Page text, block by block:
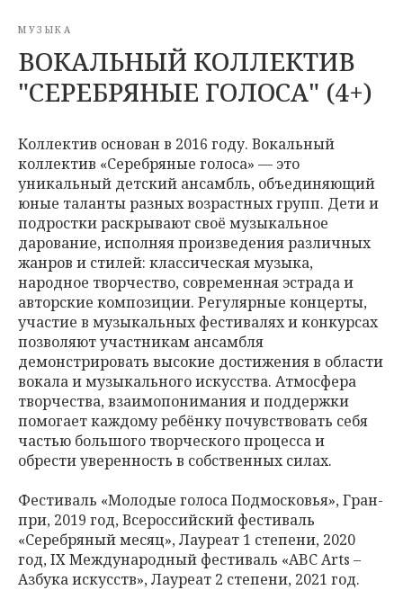
МУЗЫКА
ВОКАЛЬНЫЙ КОЛЛЕКТИВ
"СЕРЕБРЯНЫЕ ГОЛОСА" (4+)
Коллектив основан в 2016 году. Вокальный
коллектив «Серебряные голоса» — это
уникальный детский ансамбль, объединяющий
юные таланты разных возрастных групп. Дети и
подростки раскрывают своё музыкальное
дарование, исполняя произведения различных
жанров и стилей: классическая музыка,
народное творчество, современная эстрада и
авторские композиции. Регулярные концерты,
участие в музыкальных фестивалях и конкурсах
позволяют участникам ансамбля
демонстрировать высокие достижения в области
вокала и музыкального искусства. Атмосфера
творчества, взаимопонимания и поддержки
помогает каждому ребёнку почувствовать себя
частью большого творческого процесса и
обрести уверенность в собственных силах.
Фестиваль «Молодые голоса Подмосковья», Гран-
при, 2019 год, Всероссийский фестиваль
«Серебряный месяц», Лауреат 1 степени, 2020
год, IX Международный фестиваль «ABC Arts –
Азбука искусств», Лауреат 2 степени, 2021 год.